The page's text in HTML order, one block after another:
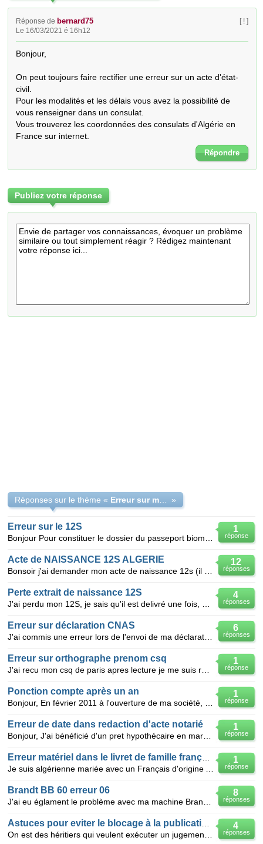
Réponse de bernard75
Le 16/03/2021 é 16h12
[ ! ]
Bonjour,
On peut toujours faire rectifier une erreur sur un acte d'état-
civil.
Pour les modalités et les délais vous avez la possibilité de
vous renseigner dans un consulat.
Vous trouverez les coordonnées des consulats d'Algérie en
France sur internet.
Répondre
Publiez votre réponse
Réponses sur le thème « »
1
réponse
Erreur sur le 12S
12
réponses
Acte de NAISSANCE 12S ALGERIE
4
réponses
Perte extrait de naissance 12S
6
réponses
Erreur sur déclaration CNAS
1
réponse
Erreur sur orthographe prenom csq
1
réponse
Ponction compte après un an
1
réponse
Erreur de date dans redaction d'acte notarié
1
réponse
8
réponses
Brandt BB 60 erreur 06
4
réponses